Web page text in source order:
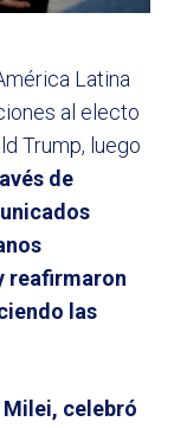
Latina
al electo
Trump, luego
de
reafirmaron
las
celebró